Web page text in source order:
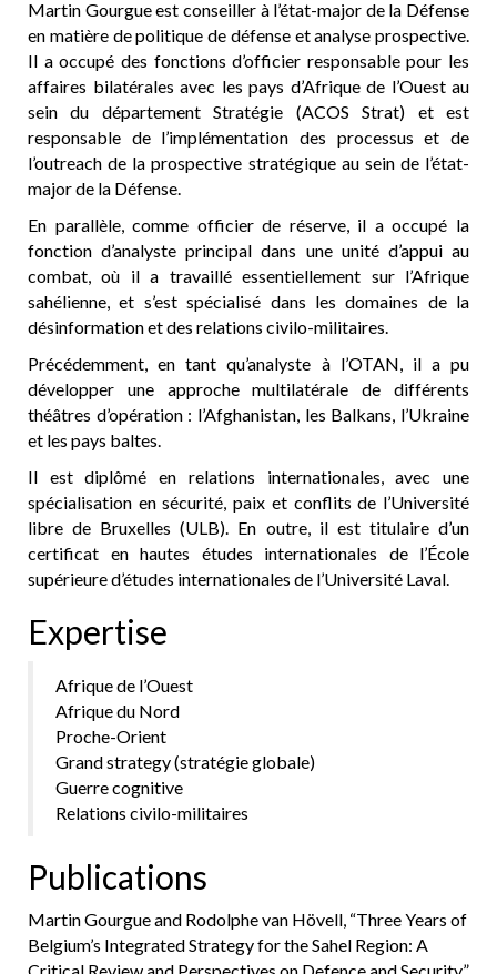
Martin Gourgue est conseiller à l’état-major de la Défense
en matière de politique de défense et analyse prospective.
Il a occupé des fonctions d’officier responsable pour les
affaires bilatérales avec les pays d’Afrique de l’Ouest au
sein du département Stratégie (ACOS Strat) et est
responsable de l’implémentation des processus et de
l’outreach de la prospective stratégique au sein de l’état-
major de la Défense.
En parallèle, comme officier de réserve, il a occupé la
fonction d’analyste principal dans une unité d’appui au
combat, où il a travaillé essentiellement sur l’Afrique
sahélienne, et s’est spécialisé dans les domaines de la
désinformation et des relations civilo-militaires.
Précédemment, en tant qu’analyste à l’OTAN, il a pu
développer une approche multilatérale de différents
théâtres d’opération : l’Afghanistan, les Balkans, l’Ukraine
et les pays baltes.
Il est diplômé en relations internationales, avec une
spécialisation en sécurité, paix et conflits de l’Université
libre de Bruxelles (ULB). En outre, il est titulaire d’un
certificat en hautes études internationales de l’École
supérieure d’études internationales de l’Université Laval.
Expertise
Afrique de l’Ouest
Afrique du Nord
Proche-Orient
Grand strategy (stratégie globale)
Guerre cognitive
Relations civilo-militaires
Publications
Martin Gourgue and Rodolphe van Hövell, “Three Years of
Belgium’s Integrated Strategy for the Sahel Region: A